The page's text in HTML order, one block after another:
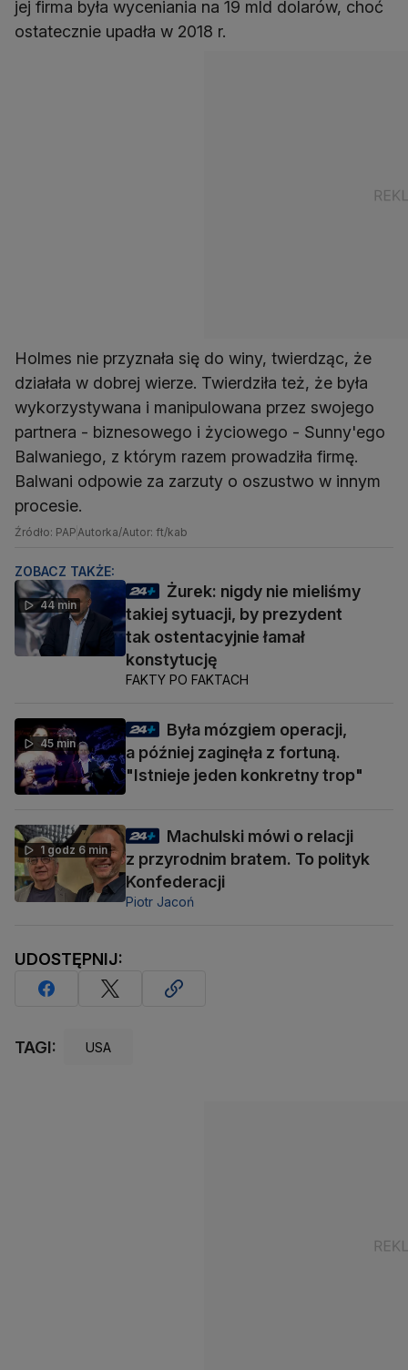
jej firma była wyceniania na 19 mld dolarów, choć
ostatecznie upadła w 2018 r.
Holmes nie przyznała się do winy, twierdząc, że
działała w dobrej wierze. Twierdziła też, że była
wykorzystywana i manipulowana przez swojego
partnera - biznesowego i życiowego - Sunny'ego
Balwaniego, z którym razem prowadziła firmę.
Balwani odpowie za zarzuty o oszustwo w innym
procesie.
Źródło: PAPAutorka/Autor: ft/kab
ZOBACZ TAKŻE:
44 min
Żurek: nigdy nie mieliśmy
takiej sytuacji, by prezydent
tak ostentacyjnie łamał
konstytucję
FAKTY PO FAKTACH
45 min
Była mózgiem operacji,
a później zaginęła z fortuną.
"Istnieje jeden konkretny trop"
1 godz 6 min
Machulski mówi o relacji
z przyrodnim bratem. To polityk
Konfederacji
Piotr Jacoń
UDOSTĘPNIJ:
TAGI: USA